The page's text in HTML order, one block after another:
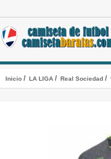
Inicio/ LA LIGA/ Real Sociedad/